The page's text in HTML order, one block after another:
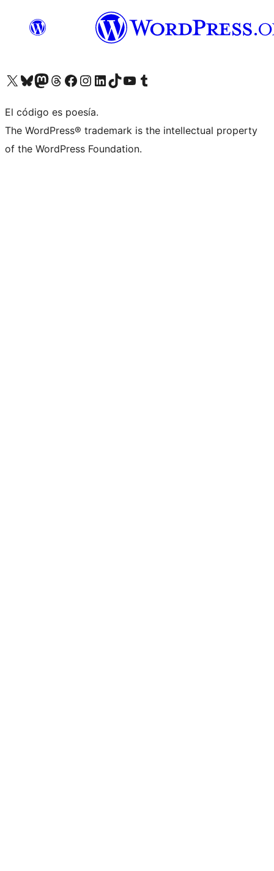
Visita nuestra cuenta de X (anteriormente Twitter)
Visit our Bluesky account
Visit our Mastodon account
Visit our Threads account
Visita nuestra página de Facebook
Visita nuestra cuenta de Instagram
Visita nuestra cuenta de LinkedIn
Visit our TikTok account
Visita nuestro canal de YouTube
Visit our Tumblr account
El código es poesía.
The WordPress® trademark is the intellectual property
of the WordPress Foundation.